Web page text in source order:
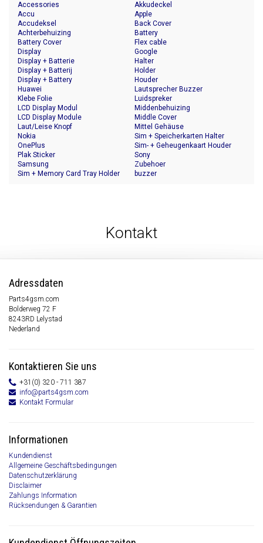
Accessories
Accu
Accudeksel
Achterbehuizing
Akkudeckel
Apple
Back Cover
Battery
Battery Cover
Display
Display + Batterie
Display + Batterij
Display + Battery
Flex cable
Google
Halter
Holder
Houder
Huawei
Klebe Folie
LCD Display Modul
LCD Display Module
Laut/Leise Knopf
Lautsprecher Buzzer
Luidspreker
Middenbehuizing
Middle Cover
Mittel Gehäuse
Nokia
OnePlus
Plak Sticker
Samsung
Sim + Memory Card Tray Holder
Sim + Speicherkarten Halter
Sim- + Geheugenkaart Houder
Sony
Zubehoer
buzzer
Kontakt
Adressdaten
Parts4gsm.com
Bolderweg 72 F
8243RD Lelystad
Nederland
Kontaktieren Sie uns
+31(0) 320 - 711 387
info@parts4gsm.com
Kontakt Formular
Informationen
Kundendienst
Allgemeine Geschäftsbedingungen
Datenschutzerklärung
Disclaimer
Zahlungs Information
Rücksendungen & Garantien